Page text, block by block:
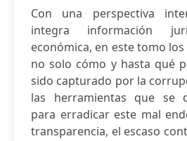
Con una perspectiva
integra información
económica, en este tomo
no solo cómo y hasta qué
sido capturado por la
las herramientas que se
para erradicar este mal
transparencia, el escaso